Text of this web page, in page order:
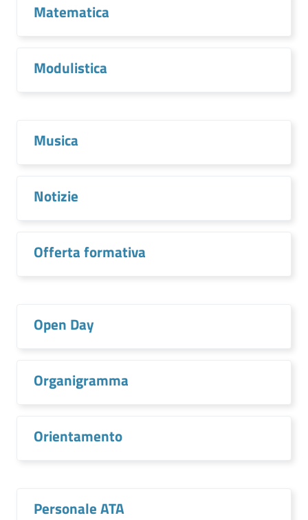
Matematica
Modulistica
Musica
Notizie
Offerta formativa
Open Day
Organigramma
Orientamento
Personale ATA